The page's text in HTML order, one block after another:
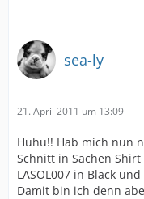
sea-ly
21. April 2011 um 13:09
Huhu!! Hab mich nun
Schnitt in Sachen
LASOL007 in Black
Damit bin ich denn